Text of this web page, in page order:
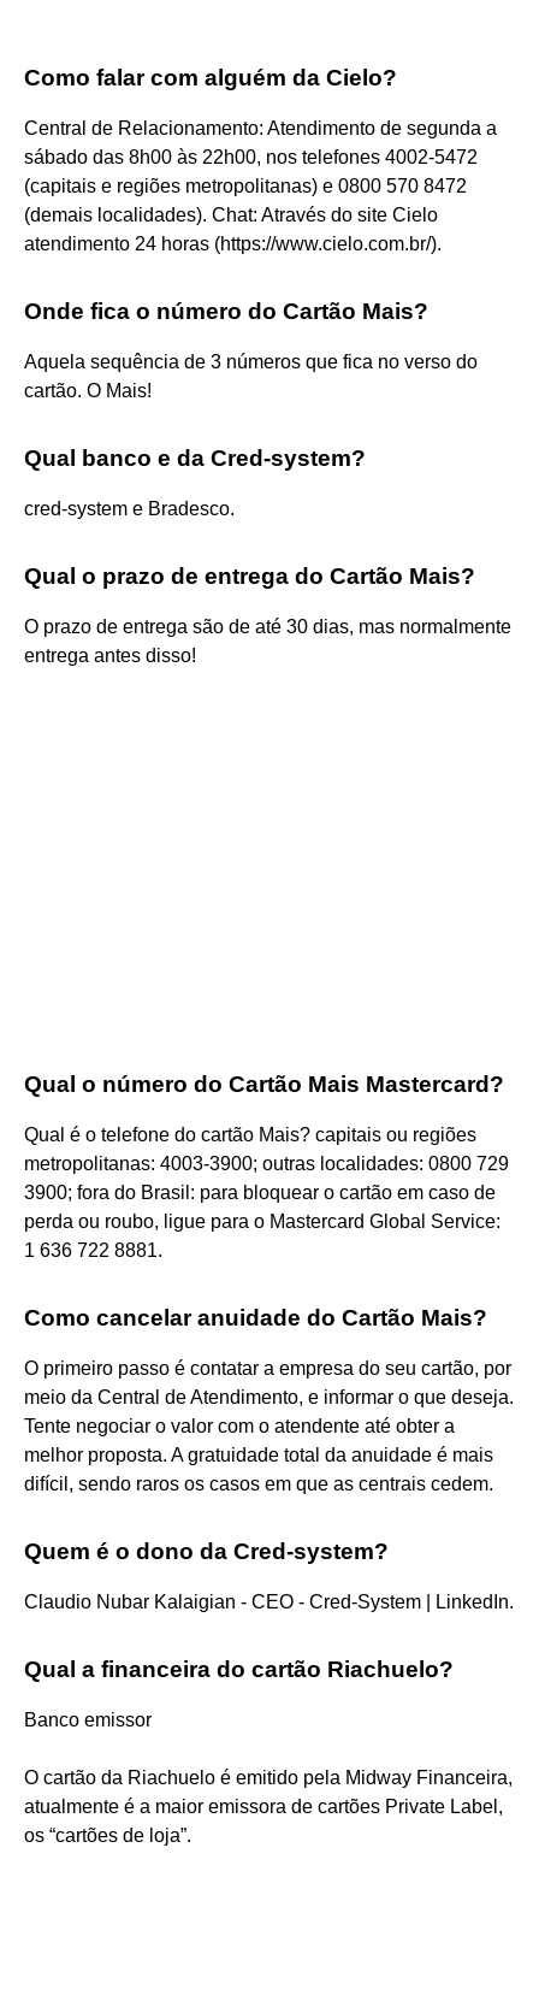
Como falar com alguém da Cielo?
Central de Relacionamento: Atendimento de segunda a
sábado das 8h00 às 22h00, nos telefones 4002-5472
(capitais e regiões metropolitanas) e 0800 570 8472
(demais localidades). Chat: Através do site Cielo
atendimento 24 horas (https://www.cielo.com.br/).
Onde fica o número do Cartão Mais?
Aquela sequência de 3 números que fica no verso do
cartão. O Mais!
Qual banco e da Cred-system?
cred-system e Bradesco.
Qual o prazo de entrega do Cartão Mais?
O prazo de entrega são de até 30 dias, mas normalmente
entrega antes disso!
Qual o número do Cartão Mais Mastercard?
Qual é o telefone do cartão Mais? capitais ou regiões
metropolitanas: 4003-3900; outras localidades: 0800 729
3900; fora do Brasil: para bloquear o cartão em caso de
perda ou roubo, ligue para o Mastercard Global Service:
1 636 722 8881.
Como cancelar anuidade do Cartão Mais?
O primeiro passo é contatar a empresa do seu cartão, por
meio da Central de Atendimento, e informar o que deseja.
Tente negociar o valor com o atendente até obter a
melhor proposta. A gratuidade total da anuidade é mais
difícil, sendo raros os casos em que as centrais cedem.
Quem é o dono da Cred-system?
Claudio Nubar Kalaigian - CEO - Cred-System | LinkedIn.
Qual a financeira do cartão Riachuelo?
Banco emissor
O cartão da Riachuelo é emitido pela Midway Financeira,
atualmente é a maior emissora de cartões Private Label,
os “cartões de loja”.